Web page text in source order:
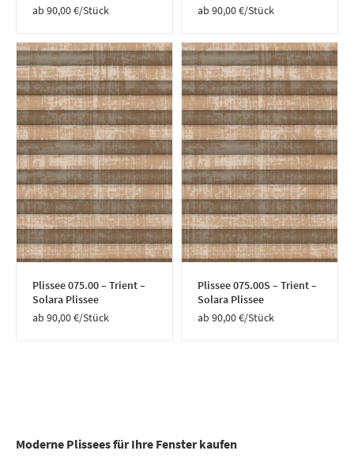
90,00€/Stück
90,00€/Stück
Plissee 075.00 – Trient –
Solara Plissee
90,00€/Stück
Plissee 075.00S – Trient –
Solara Plissee
90,00€/Stück
Moderne Plissees für Ihre Fenster kaufen